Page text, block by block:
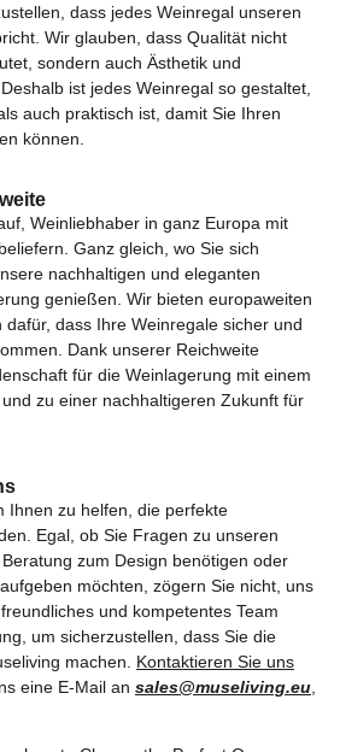
dass jedes Weinregal unseren
Wir glauben, dass Qualität nicht
sondern auch Ästhetik und
ist jedes Weinregal so gestaltet,
auch praktisch ist, damit Sie Ihren
können.
Weinliebhaber in ganz Europa mit
Ganz gleich, wo Sie sich
nachhaltigen und eleganten
genießen. Wir bieten europaweiten
dafür, dass Ihre Weinregale sicher und
Dank unserer Reichweite
für die Weinlagerung mit einem
zu einer nachhaltigeren Zukunft für
Ihnen zu helfen, die perfekte
Egal, ob Sie Fragen zu unseren
zum Design benötigen oder
möchten, zögern Sie nicht, uns
und kompetentes Team
um sicherzustellen, dass Sie die
machen. Kontaktieren Sie uns
eine E-Mail an sales@museliving.eu